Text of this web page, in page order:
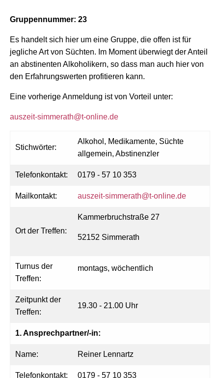
Gruppennummer: 23
Es handelt sich hier um eine Gruppe, die offen ist für
jegliche Art von Süchten. Im Moment überwiegt der Anteil
an abstinenten Alkoholikern, so dass man auch hier von
den Erfahrungswerten profitieren kann.
Eine vorherige Anmeldung ist von Vorteil unter:
auszeit-simmerath@t-online.de
Stichwörter:
Alkohol, Medikamente, Süchte
allgemein, Abstinenzler
Telefonkontakt: 0179 - 57 10 353
Mailkontakt: auszeit-simmerath@t-online.de
Ort der Treffen:
Kammerbruchstraße 27
52152 Simmerath
Turnus der
Treffen:
montags, wöchentlich
Zeitpunkt der
Treffen:
19.30 - 21.00 Uhr
1. Ansprechpartner/-in:
Name: Reiner Lennartz
Telefonkontakt: 0179 - 57 10 353